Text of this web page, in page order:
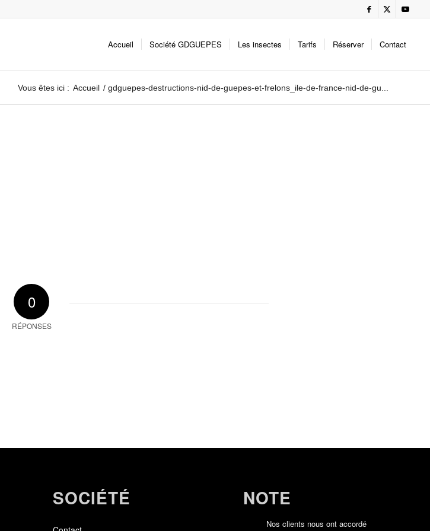
Accueil Société GDGUEPES Les insectes Tarifs Réserver Contact
Vous êtes ici : Accueil / gdguepes-destructions-nid-de-guepes-et-frelons_ile-de-france-nid-de-gu...
0
RÉPONSES
SOCIÉTÉ NOTE
Nos clients nous ont accordé